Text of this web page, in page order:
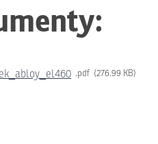
pdf 276.99 KB